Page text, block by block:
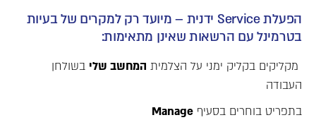
הפעלת Service ידנית – מיועד רק למקרים של בעיות
בטרמינל עם הרשאות שאינן מתאימות:
מקליקים בקליק ימני על הצלמית המחשב שלי בשולחן
העבודה
בתפריט בוחרים בסעיף Manage